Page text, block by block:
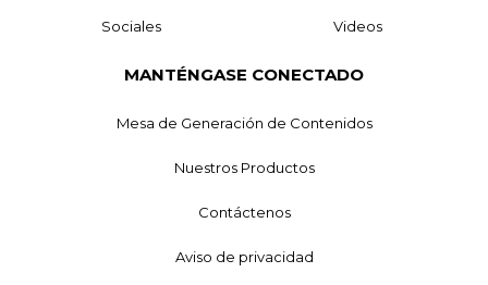
Sociales Videos
MANTÉNGASE CONECTADO
Mesa de Generación de Contenidos
Nuestros Productos
Contáctenos
Aviso de privacidad